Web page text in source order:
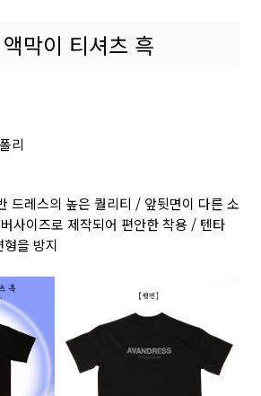
막이 티셔츠 흑
리
드레스의 높은 퀄리티 / 앞뒷면이 다른 소
사이즈로 제작되어 편안한 착용 / 텐타
을 방지